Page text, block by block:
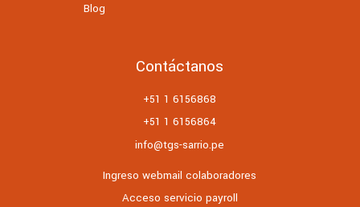
Blog
Contáctanos
+51 1 6156868
+51 1 6156864
info@tgs-sarrio.pe
Ingreso webmail colaboradores
Acceso servicio payroll